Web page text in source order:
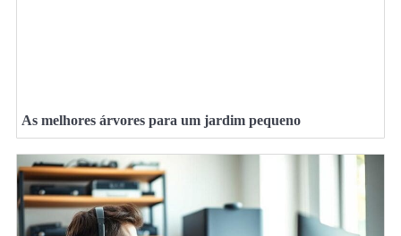
As melhores árvores para um jardim pequeno